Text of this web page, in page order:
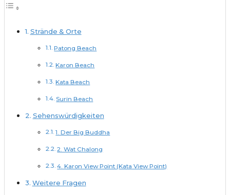
Strände & Orte
Patong Beach
Karon Beach
Kata Beach
Surin Beach
Sehenswürdigkeiten
1. Der Big Buddha
2. Wat Chalong
4. Karon View Point (Kata View Point)
Weitere Fragen